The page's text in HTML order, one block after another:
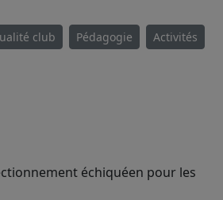
club Pédagogie Activités
échiquéen pour les